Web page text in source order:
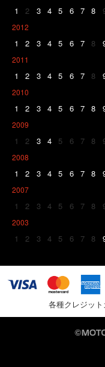
1 2 3 4 5 6 7 8
2012
1 2 3 4 5 6 7 8
2011
1 2 3 4 5 6 7 8
2010
1 2 3 4 5 6 7 8
2009
1 2 3 4 5 6 7 8
2008
1 2 3 4 5 6 7 8
2007
1 2 3 4 5 6 7 8
2003
1 2 3 4 5 6 7 8
各種クレジッ